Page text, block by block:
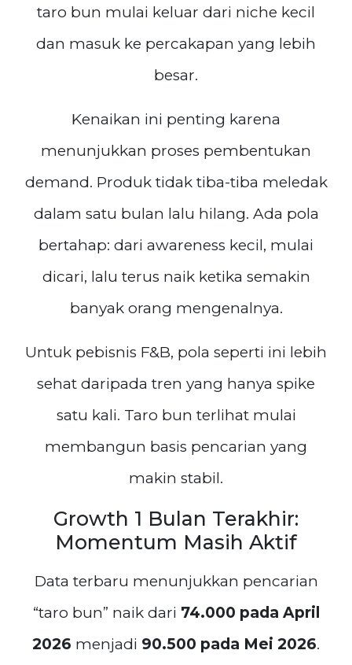
taro bun mulai keluar dari niche kecil
dan masuk ke percakapan yang lebih
besar.
Kenaikan ini penting karena
menunjukkan proses pembentukan
demand. Produk tidak tiba-tiba meledak
dalam satu bulan lalu hilang. Ada pola
bertahap: dari awareness kecil, mulai
dicari, lalu terus naik ketika semakin
banyak orang mengenalnya.
Untuk pebisnis F&B, pola seperti ini lebih
sehat daripada tren yang hanya spike
satu kali. Taro bun terlihat mulai
membangun basis pencarian yang
makin stabil.
Growth 1 Bulan Terakhir:
Momentum Masih Aktif
Data terbaru menunjukkan pencarian
“taro bun” naik dari 74.000 pada April
2026 menjadi 90.500 pada Mei 2026.